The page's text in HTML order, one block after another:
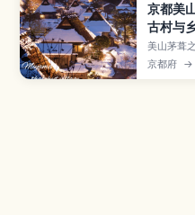
京都美
古村与
美山茅葺
村风貌的
四季景色
京都府 →